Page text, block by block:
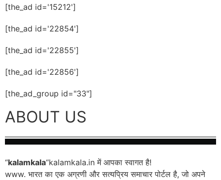
[the_ad id='15212']
[the_ad id='22854']
[the_ad id='22855']
[the_ad id='22856']
[the_ad_group id="33"]
ABOUT US
“kalamkala“kalamkala.in में आपका स्वागत है!
www. भारत का एक अग्रणी और सत्यप्रिय समाचार पोर्टल है, जो अपने